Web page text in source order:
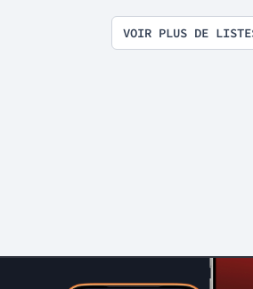
VOIR PLUS DE